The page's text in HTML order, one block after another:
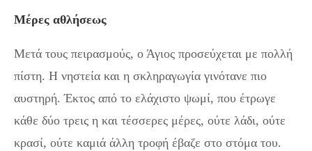
Μέρες αθλήσεως
Μετά τους πειρασμούς, ο Άγιος προσεύχεται με πολλή
πίστη. Η νηστεία και η σκληραγωγία γινότανε πιο
αυστηρή. Έκτος από το ελάχιστο ψωμί, που έτρωγε
κάθε δύο τρεις η και τέσσερες μέρες, ούτε λάδι, ούτε
κρασί, ούτε καμιά άλλη τροφή έβαζε στο στόμα του.